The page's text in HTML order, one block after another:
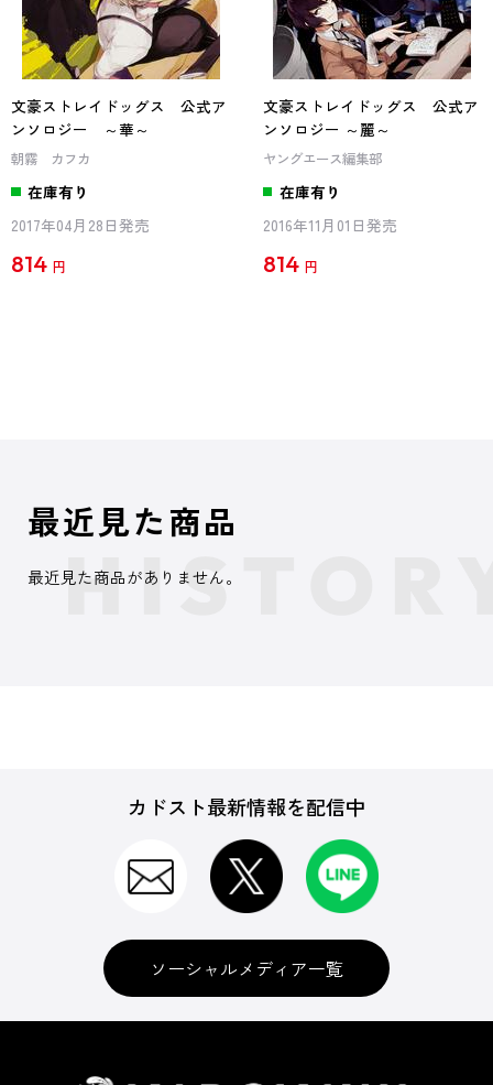
文豪ストレイドッグス 公式ア
ンソロジー ～華～
朝霧 カフカ
在庫有り
2017年04月28日発売
814 円
文豪ストレイドッグス 公式ア
ンソロジー ～麗～
ヤングエース編集部
在庫有り
2016年11月01日発売
814 円
最近見た商品
最近見た商品がありません。
カドスト最新情報を配信中
ソーシャルメディア一覧